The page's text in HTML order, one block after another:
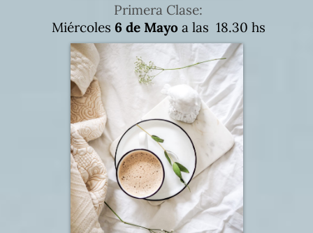
Primera Clase:
Miércoles 6 de Mayo a las 18.30 hs